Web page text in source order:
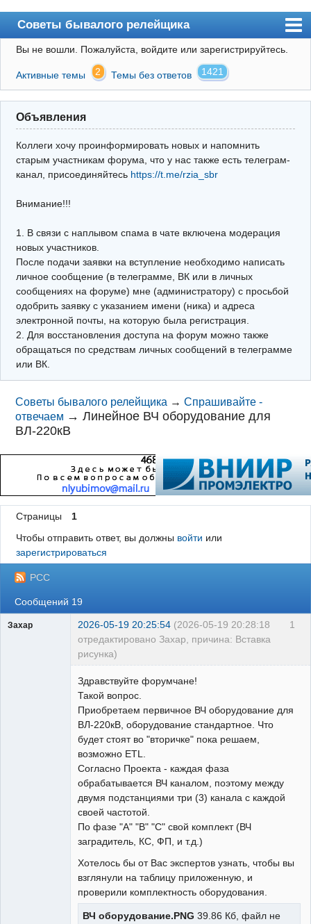
Советы бывалого релейщика
Форум
Правила
Поиск
Регистрация
Архив
Почта
Поиск релейщика
Видео РЗиА
Фотохостинг
Телеграм
Вы не вошли. Пожалуйста, войдите или зарегистрируйтесь.
Активные темы 2 Темы без ответов 1421
Объявления
Коллеги хочу проинформировать новых и напомнить
старым участникам форума, что у нас также есть телеграм-
канал, присоединяйтесь https://t.me/rzia_sbr
Внимание!!!
1. В связи с наплывом спама в чате включена модерация
новых участников.
После подачи заявки на вступление необходимо написать
личное сообщение (в телеграмме, ВК или в личных
сообщениях на форуме) мне (администратору) с просьбой
одобрить заявку с указанием имени (ника) и адреса
электронной почты, на которую была регистрация.
2. Для восстановления доступа на форум можно также
обращаться по средствам личных сообщений в телеграмме
или ВК.
Советы бывалого релейщика →Спрашивайте -
отвечаем →Линейное ВЧ оборудование для
ВЛ-220кВ
Страницы
1
Чтобы отправить ответ, вы должны войти или
зарегистрироваться
РСС
Сообщений 19
1
Захар 2026-05-19 20:25:54 (2026-05-19 20:28:18
отредактировано Захар, причина: Вставка
рисунка)
Здравствуйте форумчане!
Такой вопрос.
Приобретаем первичное ВЧ оборудование для
ВЛ-220кВ, оборудование стандартное. Что
будет стоят во "вторичке" пока решаем,
возможно ETL.
Согласно Проекта - каждая фаза
обрабатывается ВЧ каналом, поэтому между
двумя подстанциями три (3) канала с каждой
своей частотой.
По фазе "А" "В" "С" свой комплект (ВЧ
заградитель, КС, ФП, и т.д.)
Хотелось бы от Вас экспертов узнать, чтобы вы
взглянули на таблицу приложенную, и
проверили комплектность оборудования.
ВЧ оборудование.PNG 39.86 Кб, файл не